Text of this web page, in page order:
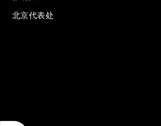
北京代表处